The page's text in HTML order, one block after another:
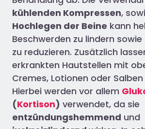
kühlenden Kompressen,
Hochlegen der Beine kann
Beschwerden zu lindern
zu reduzieren. Zusätzlich
erkrankten Hautstellen mit
Cremes, Lotionen oder
Hierbei werden vor allem
(Kortison) verwendet, da sie
entzündungshemmend und